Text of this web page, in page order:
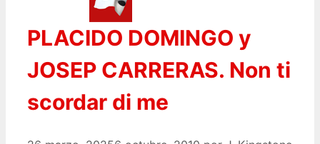
PLACIDO DOMINGO y
JOSEP CARRERAS. Non ti
scordar di me